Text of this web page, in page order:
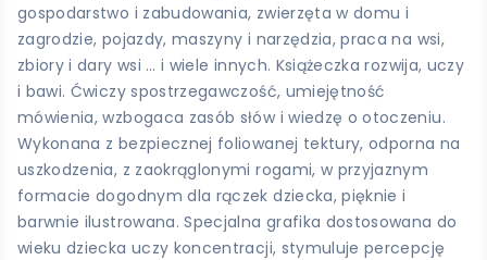
gospodarstwo i zabudowania, zwierzęta w domu i
zagrodzie, pojazdy, maszyny i narzędzia, praca na wsi,
zbiory i dary wsi … i wiele innych. Książeczka rozwija, uczy
i bawi. Ćwiczy spostrzegawczość, umiejętność
mówienia, wzbogaca zasób słów i wiedzę o otoczeniu.
Wykonana z bezpiecznej foliowanej tektury, odporna na
uszkodzenia, z zaokrąglonymi rogami, w przyjaznym
formacie dogodnym dla rączek dziecka, pięknie i
barwnie ilustrowana. Specjalna grafika dostosowana do
wieku dziecka uczy koncentracji, stymuluje percepcję